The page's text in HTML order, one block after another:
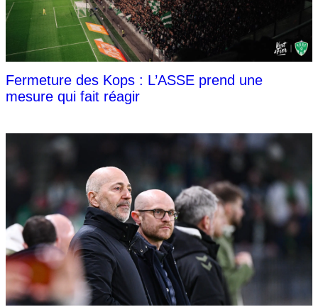
Fermeture des Kops : L’ASSE prend une
mesure qui fait réagir